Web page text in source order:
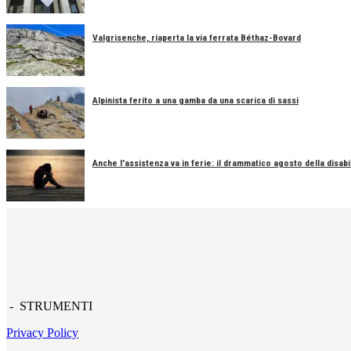
Valgrisenche, riaperta la via ferrata Béthaz-Bovard
Alpinista ferito a una gamba da una scarica di sassi
Anche l'assistenza va in ferie: il drammatico agosto della
- STRUMENTI
Privacy Policy